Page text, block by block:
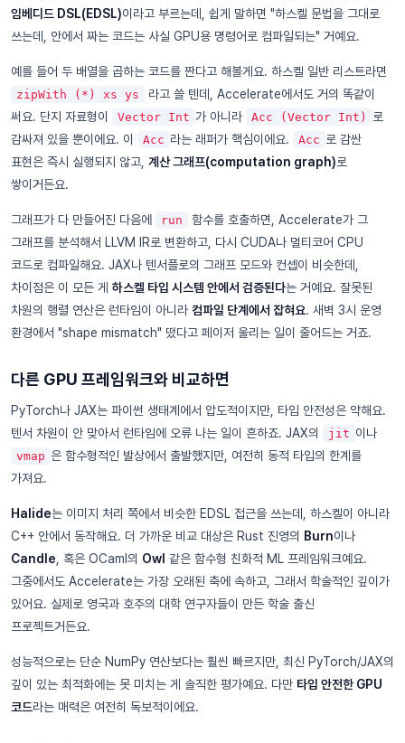
임베디드 DSL(EDSL)이라고 부르는데, 쉽게 말하면 "하스켈 문법을 그대로
쓰는데, 안에서 짜는 코드는 사실 GPU용 명령어로 컴파일되는" 거예요.
예를 들어 두 배열을 곱하는 코드를 짠다고 해볼게요. 하스켈 일반 리스트라면
zipWith (*) xs ys
라고 쓸 텐데, Accelerate에서도 거의 똑같이
써요. 단지 자료형이
Vector Int 가 아니라 Acc (Vector Int) 로
감싸져 있을 뿐이에요. 이
Acc 라는 래퍼가 핵심이에요. Acc 로 감싼
표현은 즉시 실행되지 않고, 계산 그래프(computation graph)로
쌓이거든요.
그래프가 다 만들어진 다음에 run
함수를 호출하면, Accelerate가 그
그래프를 분석해서 LLVM IR로 변환하고, 다시 CUDA나 멀티코어 CPU
코드로 컴파일해요. JAX나 텐서플로의 그래프 모드와 컨셉이 비슷한데,
차이점은 이 모든 게 하스켈 타입 시스템 안에서 검증된다는 거예요. 잘못된
차원의 행렬 연산은 런타임이 아니라 컴파일 단계에서 잡혀요. 새벽 3시 운영
환경에서 "shape mismatch" 떴다고 페이저 울리는 일이 줄어드는 거죠.
다른 GPU 프레임워크와 비교하면
PyTorch나 JAX는 파이썬 생태계에서 압도적이지만, 타입 안전성은 약해요.
텐서 차원이 안 맞아서 런타임에 오류 나는 일이 흔하죠. JAX의
jit 이나
vmap 은 함수형적인 발상에서 출발했지만, 여전히 동적 타입의 한계를
가져요.
Halide는 이미지 처리 쪽에서 비슷한 EDSL 접근을 쓰는데, 하스켈이 아니라
C++ 안에서 동작해요. 더 가까운 비교 대상은 Rust 진영의 Burn이나
Candle, 혹은 OCaml의 Owl 같은 함수형 친화적 ML 프레임워크예요.
그중에서도 Accelerate는 가장 오래된 축에 속하고, 그래서 학술적인 깊이가
있어요. 실제로 영국과 호주의 대학 연구자들이 만든 학술 출신
프로젝트거든요.
성능적으로는 단순 NumPy 연산보다는 훨씬 빠르지만, 최신 PyTorch/JAX의
깊이 있는 최적화에는 못 미치는 게 솔직한 평가예요. 다만 타입 안전한 GPU
코드라는 매력은 여전히 독보적이에요.